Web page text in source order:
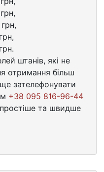
штанів, які не
отримання більш
зателефонувати
+38 095 816-96-44
та швидше